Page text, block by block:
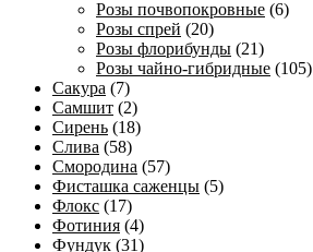
Розы почвопокровные (6)
Розы спрей (20)
Розы флорибунды (21)
Розы чайно-гибридные (105)
Сакура (7)
Самшит (2)
Сирень (18)
Слива (58)
Смородина (57)
Фисташка саженцы (5)
Флокс (17)
Фотиния (4)
Фундук (31)